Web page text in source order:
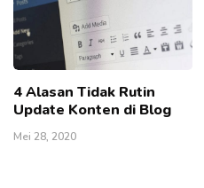
4 Alasan Tidak Rutin
Update Konten di Blog
Mei 28, 2020